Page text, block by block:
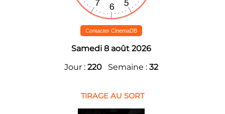
Contacter CinemaDB
Samedi 8 août 2026
Jour : 220 Semaine : 32
TIRAGE AU SORT